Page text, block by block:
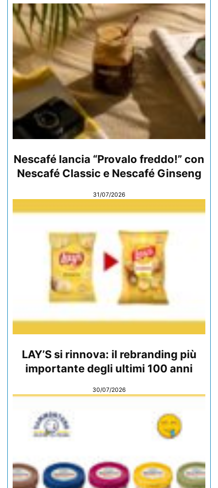
Nescafé lancia “Provalo freddo!” con
Nescafé Classic e Nescafé Ginseng
31/07/2026
LAY’S si rinnova: il rebranding più
importante degli ultimi 100 anni
30/07/2026